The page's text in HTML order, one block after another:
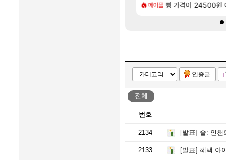
메이플 빵 가격이 24500원 이
비스트 비스트 오브 리인카
인증글
전체
번호
2134 [발표] 솔: 인챈
2133 [발표] 혜택.아